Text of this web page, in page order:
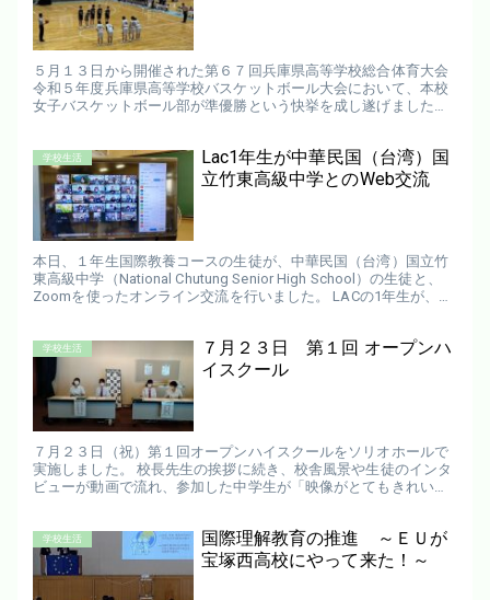
５月１３日から開催された第６７回兵庫県高等学校総合体育大会
令和５年度兵庫県高等学校バスケットボール大会において、本校
女子バスケットボール部が準優勝という快挙を成し遂げました。
学校生活
Lac1年生が中華民国（台湾）国
立竹東高級中学とのWeb交流
本日、１年生国際教養コースの生徒が、中華民国（台湾）国立竹
東高級中学（National Chutung Senior High School）の生徒と、
Zoomを使ったオンライン交流を行いました。 LACの1年生が、台
学校生活
７月２３日 第１回 オープンハ
イスクール
７月２３日（祝）第１回オープンハイスクールをソリオホールで
実施しました。 校長先生の挨拶に続き、校舎風景や生徒のインタ
ビューが動画で流れ、参加した中学生が「映像がとてもきれいだ
学校生活
国際理解教育の推進 ～ＥＵが
宝塚西高校にやって来た！～